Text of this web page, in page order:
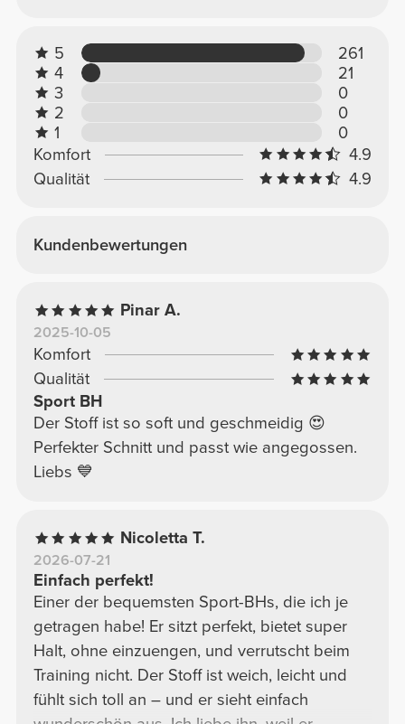
5
261
4
21
3
0
2
0
1
0
Komfort
4.9
Qualität
4.9
Kundenbewertungen
Pinar A.
2025-10-05
Komfort
Qualität
Sport BH
Der Stoff ist so soft und geschmeidig 😍
Perfekter Schnitt und passt wie angegossen.
Liebs 💙
Nicoletta T.
2026-07-21
Einfach perfekt!
Einer der bequemsten Sport-BHs, die ich je
getragen habe! Er sitzt perfekt, bietet super
Halt, ohne einzuengen, und verrutscht beim
Training nicht. Der Stoff ist weich, leicht und
fühlt sich toll an – und er sieht einfach